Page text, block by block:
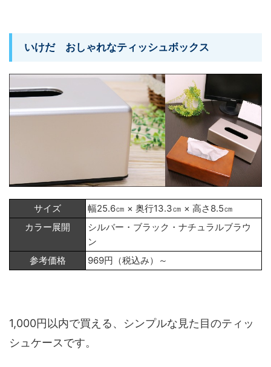
いけだ おしゃれなティッシュボックス
サイズ
幅25.6㎝ × 奥行13.3㎝ × 高さ8.5㎝
カラー展開
シルバー・ブラック・ナチュラルブラウ
ン
参考価格
969円（税込み）～
1,000円以内で買える、シンプルな見た目のティッ
シュケースです。